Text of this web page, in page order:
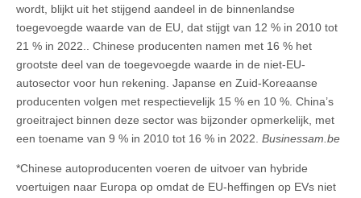
wordt, blijkt uit het stijgend aandeel in de binnenlandse
toegevoegde waarde van de EU, dat stijgt van 12 % in 2010 tot
21 % in 2022.. Chinese producenten namen met 16 % het
grootste deel van de toegevoegde waarde in de niet-EU-
autosector voor hun rekening. Japanse en Zuid-Koreaanse
producenten volgen met respectievelijk 15 % en 10 %. China’s
groeitraject binnen deze sector was bijzonder opmerkelijk, met
een toename van 9 % in 2010 tot 16 % in 2022. Businessam.be
*Chinese autoproducenten voeren de uitvoer van hybride
voertuigen naar Europa op omdat de EU-heffingen op EVs niet